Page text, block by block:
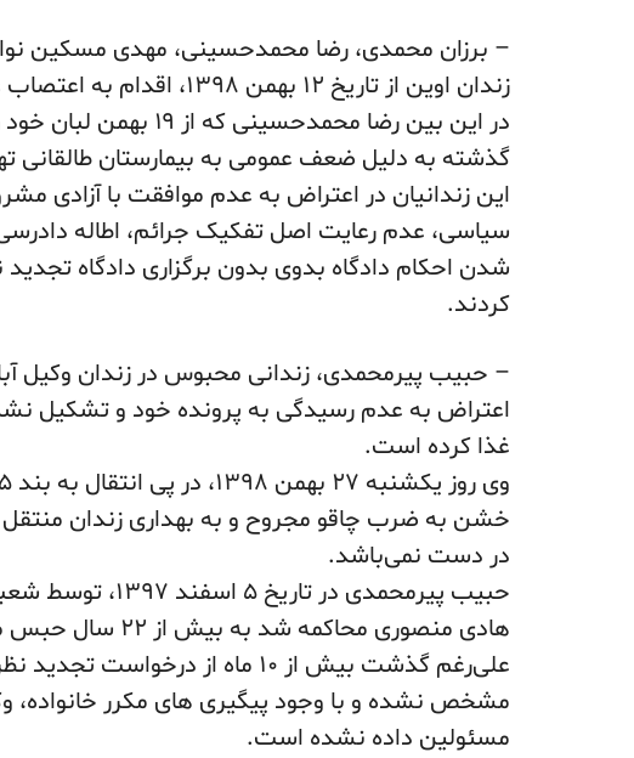
– برزان محمدی، رضا محمدحسینی، مهدی مسکین نواز
زندان اوین از تاریخ ۱۲ بهمن ۱۳۹۸، اقدام به اعتصاب غذا کردند .
در این بین رضا
گذشته به دلیل ضعف عمومی به بیمارستان طالقانی
این زندانیان در اعتراض به عدم موافقت با آزادی
سیاسی، عدم رعایت اصل تفکیک جرائم، اطاله
شدن احکام دادگاه بدوی بدون برگزاری دادگاه
کردند.
اعتراض به عدم رسیدگی به پرونده خود و تشکیل
غذا کرده است.
خشن به ضرب چاقو مجروح و به بهداری زندان
در دست نمی‌باشد.
هادی منصوری محاکمه شد به بیش از ۲۲ سال حبس محکوم شد.
علی‌رغم گذشت بیش از ۱۰ ماه از
مشخص نشده و با وجود پیگیری های مکرر خانواده،
مسئولین داده نشده است.